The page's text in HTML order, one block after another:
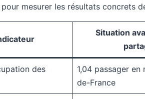
mesurer les résultats concrets
Situation
des
1,04 passager en
de-France